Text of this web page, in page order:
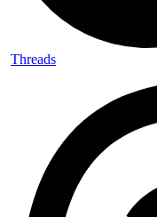
Threads